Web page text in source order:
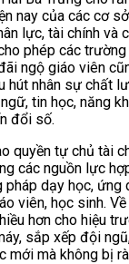
nay của các cơ
lực, tài chính và
phép các
ngộ giáo viên
hút nhân sự chất
tin học, năng
đổi số.
quyền tự chủ tài
các nguồn lực
dạy học, ứng
viên, học sinh.
hơn cho hiệu
sắp xếp đội
mới mà không bị